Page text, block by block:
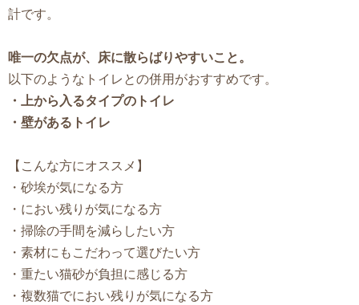
計です。
唯一の欠点が、床に散らばりやすいこと。
以下のようなトイレとの併用がおすすめです。
・上から入るタイプのトイレ
・壁があるトイレ
【こんな方にオススメ】
・砂埃が気になる方
・におい残りが気になる方
・掃除の手間を減らしたい方
・素材にもこだわって選びたい方
・重たい猫砂が負担に感じる方
・複数猫でにおい残りが気になる方